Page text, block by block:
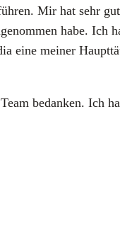
Mir hat sehr
habe. Ich
eine mei­ner
bedan­ken. Ich